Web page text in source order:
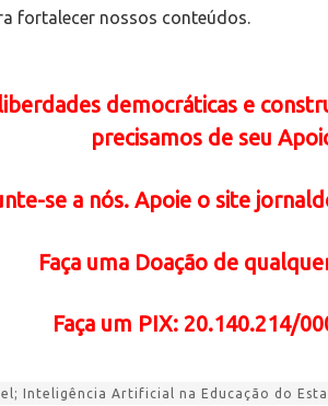
fortalecer nossos conteúdos.
democráticas e
precisamos de seu
se a nós. Apoie o site
Faça uma Doação de
Faça um PIX: 20.140.214/
Inteligência Artificial na Educação do